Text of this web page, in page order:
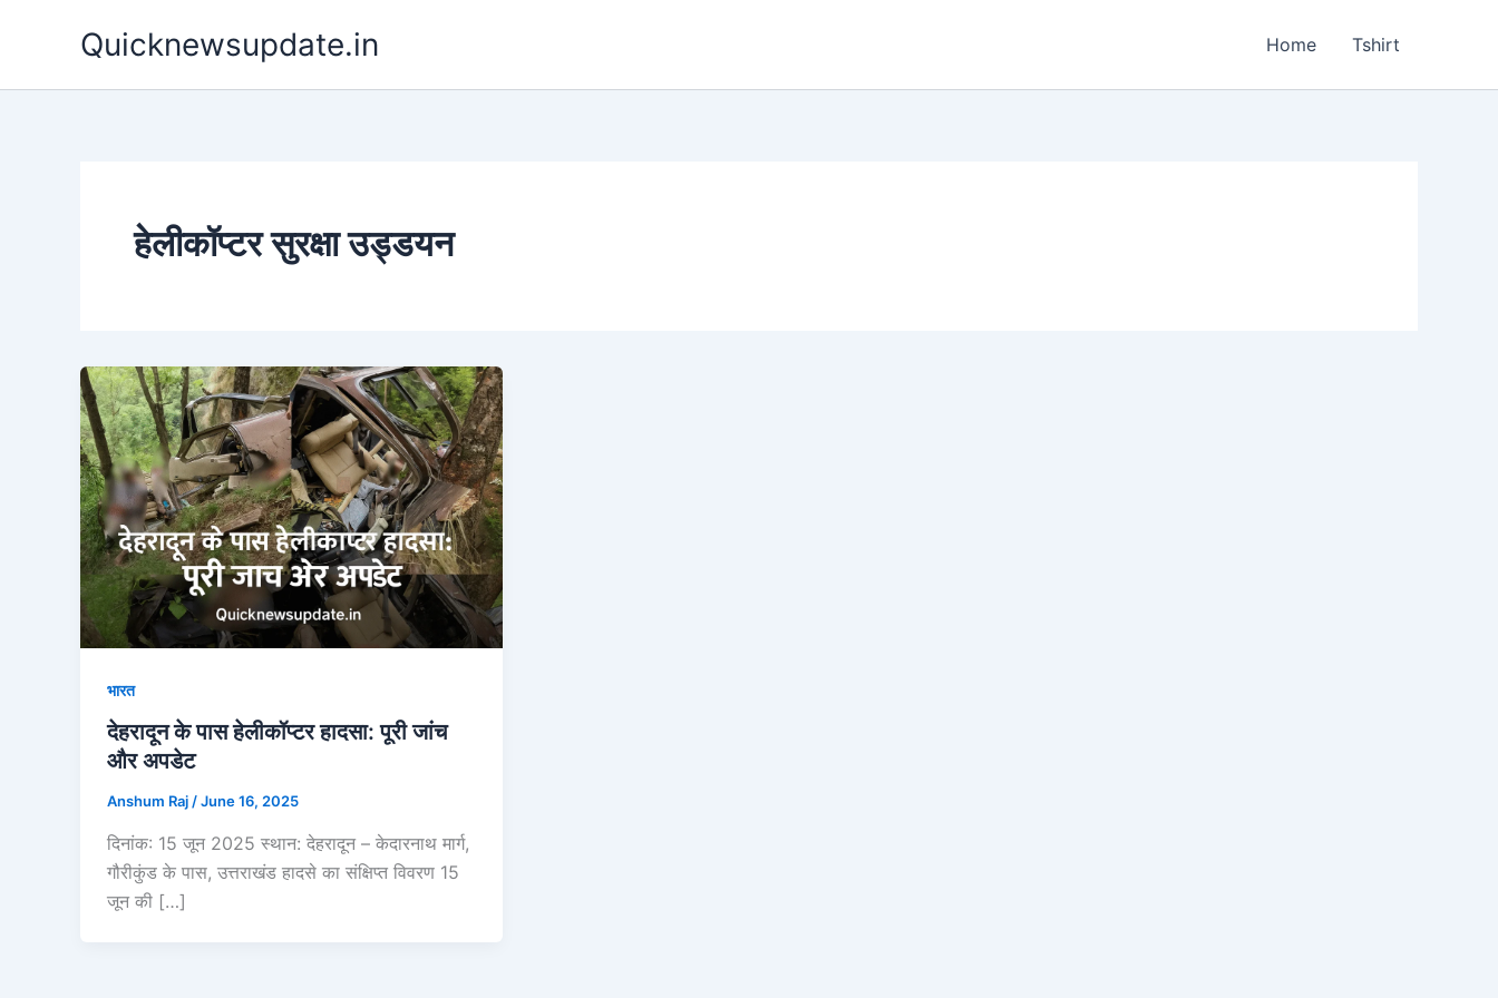
Quicknewsupdate.in Home Tshirt
हेलीकॉप्टर सुरक्षा उड्डयन
भारत
देहरादून के पास हेलीकॉप्टर हादसा: पूरी जांच
और अपडेट
Anshum Raj/June 16, 2025
दिनांक: 15 जून 2025 स्थान: देहरादून – केदारनाथ मार्ग,
गौरीकुंड के पास, उत्तराखंड हादसे का संक्षिप्त विवरण 15
जून की […]